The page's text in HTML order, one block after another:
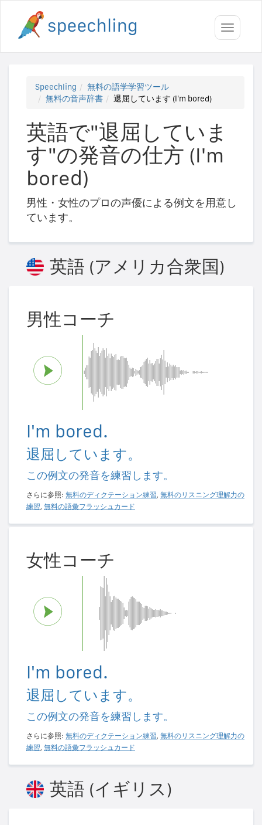
Toggle
Speechling
無料の語学学習ツール
無料の音声辞書
退屈しています (I'm bored)
英語で"退屈していま
す"の発音の仕方 (I'm
bored)
男性・女性のプロの声優による例文を用意し
ています。
英語 (アメリカ合衆国)
男性コーチ
I'm bored.
退屈しています。
この例文の発音を練習します。
さらに参照: 無料のディクテーション練習, 無料のリスニング理解力の
練習, 無料の語彙フラッシュカード
女性コーチ
I'm bored.
退屈しています。
この例文の発音を練習します。
さらに参照: 無料のディクテーション練習, 無料のリスニング理解力の
練習, 無料の語彙フラッシュカード
英語 (イギリス)